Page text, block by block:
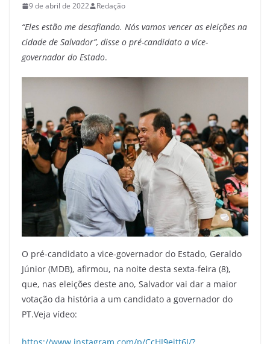
9 de abril de 2022 Redação
“Eles estão me desafiando. Nós vamos vencer as eleições na
cidade de Salvador”, disse o pré-candidato a vice-
governador do Estado.
O pré-candidato a vice-governador do Estado, Geraldo
Júnior (MDB), afirmou, na noite desta sexta-feira (8),
que, nas eleições deste ano, Salvador vai dar a maior
votação da história a um candidato a governador do
PT.Veja vídeo:
https://www.instagram.com/p/CcHJ9eitt6J/?